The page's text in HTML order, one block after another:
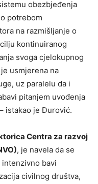
obezbjeđenja
potrebom
na razmišljanje o
kontinuiranog
svoga cjelokupnog
usmjerena na
uz paralelu da i
pitanjem uvođenja
istakao je Đurović.
Centra za razvoj
, je navela da se
intenzivno bavi
civilnog društva,